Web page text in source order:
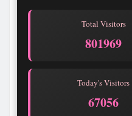
Total Visitors
801969
Today's Visitors
67056